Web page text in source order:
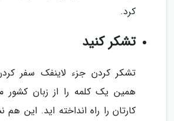
کرد.
تشکر کنید
تشکر کردن جزء لاینفک سفر
همین یک کلمه را از زبان کشور
کارتان را راه انداخته اید. این